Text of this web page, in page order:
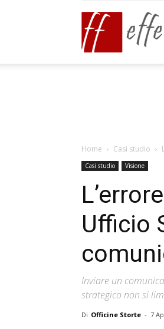
Home Casi studio
Casi studio Visione
Ufficio
Inviare un
strategico non si
Di Officine Storte - 7